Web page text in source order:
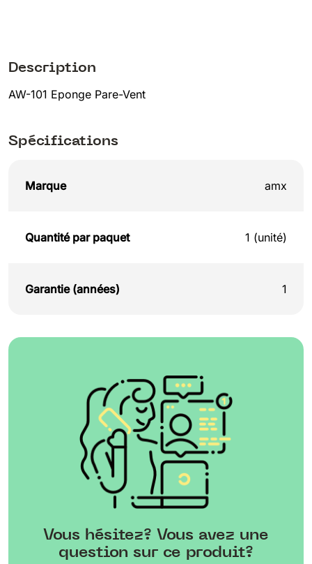
Description
AW-101 Eponge Pare-Vent
Spécifications
Marque amx
Quantité par paquet 1 (unité)
Garantie (années) 1
Vous hésitez? Vous avez une
question sur ce produit?